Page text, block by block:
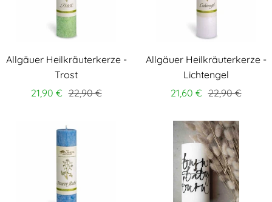
Allgäuer Heilkräuterkerze -
Trost
21,90 € 22,90 €
Allgäuer Heilkräuterkerze -
Lichtengel
21,60 € 22,90 €